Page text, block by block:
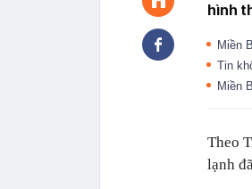
hình
Miền
Tin
Miền
Theo
lạnh